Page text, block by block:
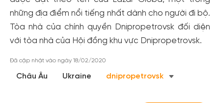
những địa điểm nổi tiếng nhất dành cho người đi bộ.
Tòa nhà của chính quyền Dnipropetrovsk đối diện
với tòa nhà của Hội đồng khu vực Dnipropetrovsk.
Đã cập nhật vào ngày 18/02/2020
Châu Âu Ukraine dnipropetrovsk
Hoặc đăng nhập bằng
Đăng nhập Facebook
Đăng nhập Google